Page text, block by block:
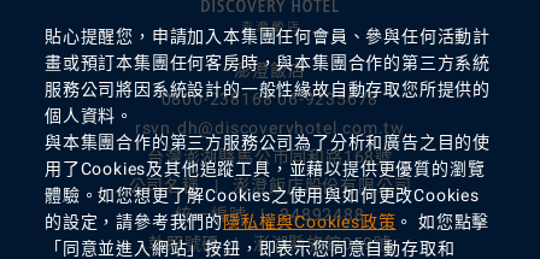
澎澄飯店
0800-238168 06-9235678
rsvn.dh@discoveryhotel.com.tw
台灣澎湖縣馬公市同和路168號
公司名稱
|
澎澄飯店股份有限公司
統一編號
|
24892488
執照號碼
| 澎湖縣旅館059號
貼心提醒您，申請加入本集團任何會員、參與任何活動計
畫或預訂本集團任何客房時，與本集團合作的第三方系統
服務公司將因系統設計的一般性緣故自動存取您所提供的
個人資料。
與本集團合作的第三方服務公司為了分析和廣告之目的使
用了Cookies及其他追蹤工具，並藉以提供更優質的瀏覽
體驗。如您想更了解Cookies之使用與如何更改Cookies
的設定，請參考我們的隱私權與Cookies政策 。 如您點擊
「同意並進入網站」按鈕，即表示您同意自動存取和